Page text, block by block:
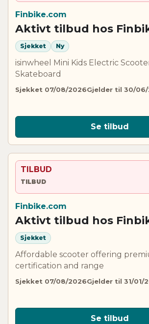
Finbike.com
Aktivt tilbud hos
Sjekket Ny
isinwheel Mini Kids Electric
Skateboard
Sjekket 07/08/2026Gjelder til 30/
Se tilbud
TILBUD
TILBUD
Finbike.com
Aktivt tilbud hos
Sjekket
Affordable scooter offering
certification and range
Sjekket 07/08/2026Gjelder til 31/01/
Se tilbud